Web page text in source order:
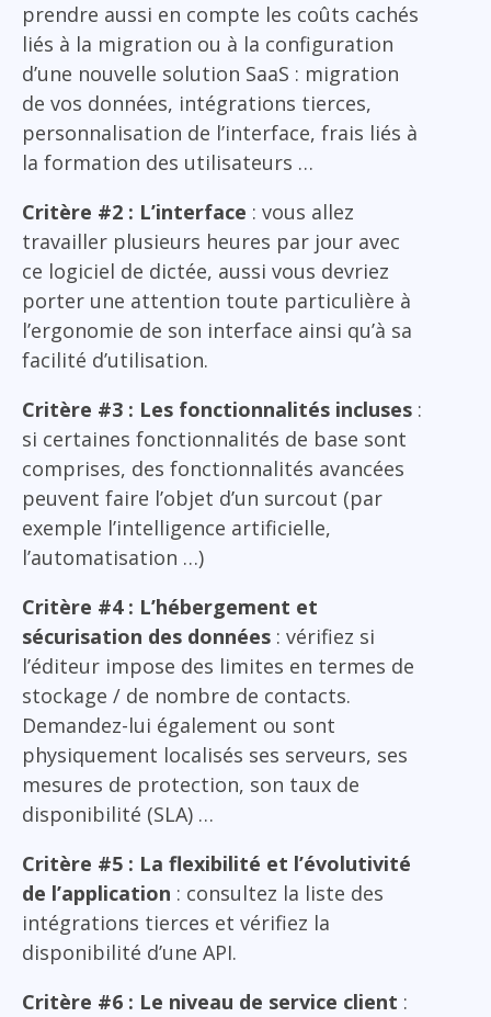
prendre aussi en compte les coûts cachés
liés à la migration ou à la configuration
d’une nouvelle solution SaaS : migration
de vos données, intégrations tierces,
personnalisation de l’interface, frais liés à
la formation des utilisateurs …
Critère #2 : L’interface : vous allez
travailler plusieurs heures par jour avec
ce logiciel de dictée, aussi vous devriez
porter une attention toute particulière à
l’ergonomie de son interface ainsi qu’à sa
facilité d’utilisation.
Critère #3 : Les fonctionnalités incluses :
si certaines fonctionnalités de base sont
comprises, des fonctionnalités avancées
peuvent faire l’objet d’un surcout (par
exemple l’intelligence artificielle,
l’automatisation …)
Critère #4 : L’hébergement et
sécurisation des données : vérifiez si
l’éditeur impose des limites en termes de
stockage / de nombre de contacts.
Demandez-lui également ou sont
physiquement localisés ses serveurs, ses
mesures de protection, son taux de
disponibilité (SLA) …
Critère #5 : La flexibilité et l’évolutivité
de l’application : consultez la liste des
intégrations tierces et vérifiez la
disponibilité d’une API.
Critère #6 : Le niveau de service client :